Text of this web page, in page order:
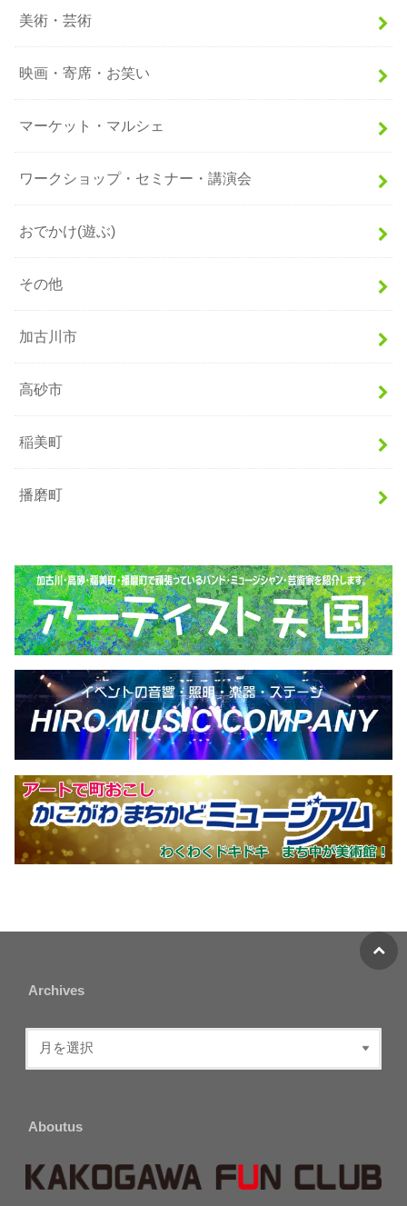
美術・芸術
映画・寄席・お笑い
マーケット・マルシェ
ワークショップ・セミナー・講演会
おでかけ(遊ぶ)
その他
加古川市
高砂市
稲美町
播磨町
Archives
Aboutus